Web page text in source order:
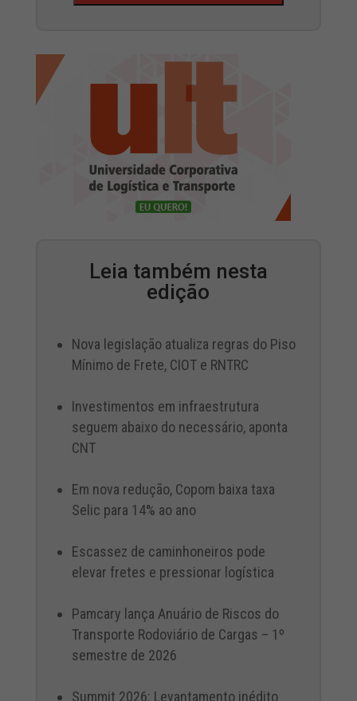
Leia também nesta
edição
Nova legislação atualiza regras do Piso
Mínimo de Frete, CIOT e RNTRC
Investimentos em infraestrutura
seguem abaixo do necessário, aponta
CNT
Em nova redução, Copom baixa taxa
Selic para 14% ao ano
Escassez de caminhoneiros pode
elevar fretes e pressionar logística
Pamcary lança Anuário de Riscos do
Transporte Rodoviário de Cargas – 1º
semestre de 2026
Summit 2026: Levantamento inédito